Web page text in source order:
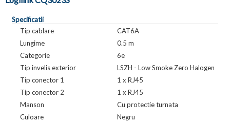
Specificatii
Tip cablare
CAT6A
Lungime
0.5 m
Categorie
6e
Tip invelis exterior
LSZH - Low Smoke Zero Halogen
Tip conector 1
1 x RJ45
Tip conector 2
1 x RJ45
Manson
Cu protectie turnata
Culoare
Negru